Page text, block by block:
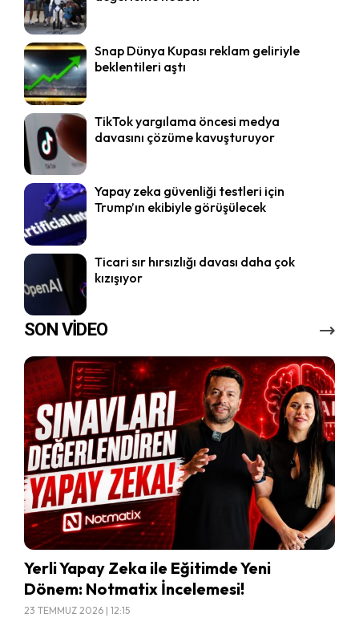
Snap Dünya Kupası reklam geliriyle
beklentileri aştı
TikTok yargılama öncesi medya
davasını çözüme kavuşturuyor
Yapay zeka güvenliği testleri için
Trump’ın ekibiyle görüşülecek
Ticari sır hırsızlığı davası daha çok
kızışıyor
SON VİDEO
Yerli Yapay Zeka ile Eğitimde Yeni
Dönem: Notmatix İncelemesi!
23 TEMMUZ 2026 | 12:15